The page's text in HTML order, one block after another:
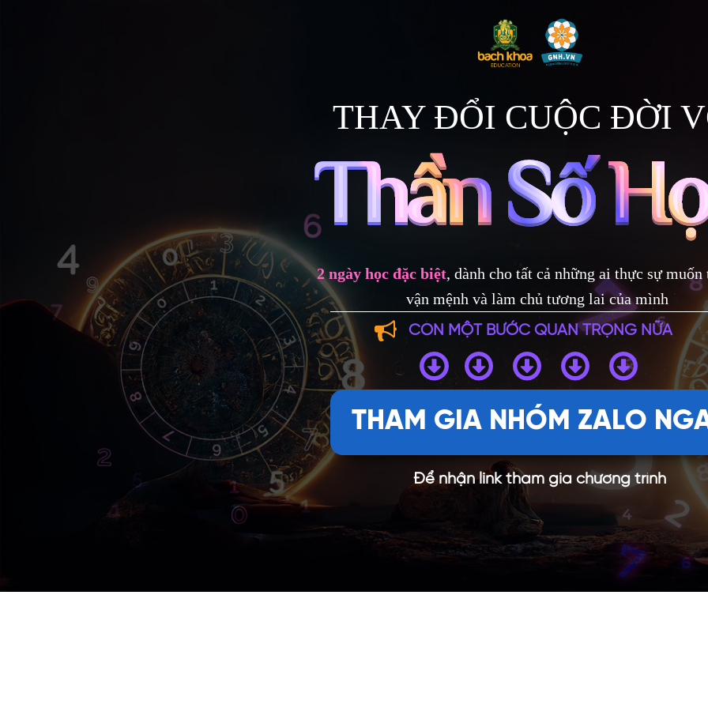
THAM GIA NHÓM ZALO
CÒN MỘT BƯỚC QUAN TRỌNG NỮA
Để nhận link tham gia chương trình
2 ngày học đặc biệt, dành cho tất cả những ai thực sự muốn
vận mệnh và làm chủ tương lai của mình
THAY ĐỔI CUỘC ĐỜI